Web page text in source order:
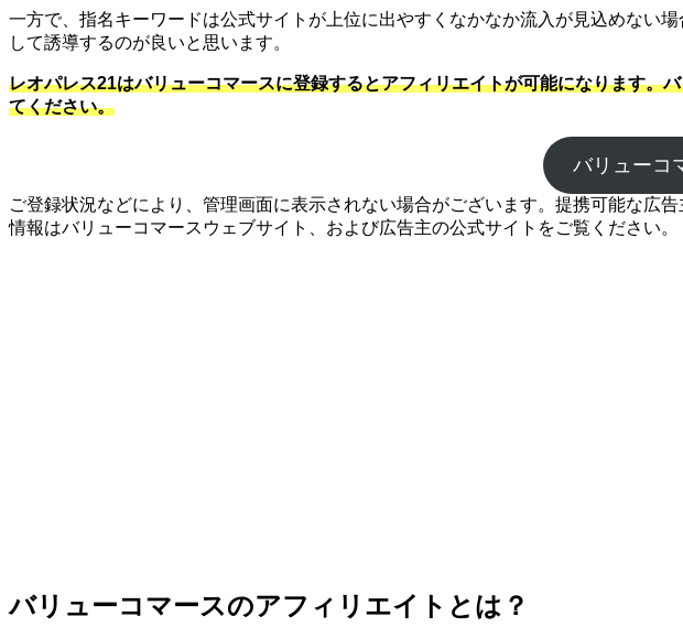
一方で、指名キーワードは公式サイトが上位に出やすくなかなか流入が見込めない
して誘導するのが良いと思います。
レオパレス21はバリューコマースに登録するとアフィリエイトが可能になります。
てください。
バリューコ
ご登録状況などにより、管理画面に表示されない場合がございます。提携可能な広
情報はバリューコマースウェブサイト、および広告主の公式サイトをご覧ください。
バリューコマースのアフィリエイトとは？